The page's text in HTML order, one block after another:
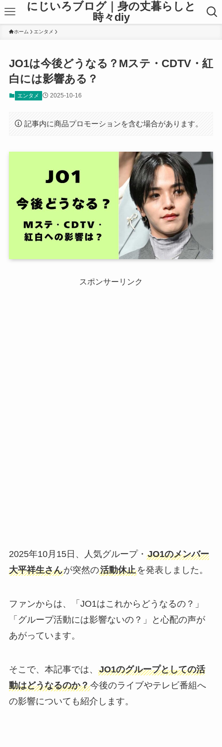
にじいろブログ｜身の丈暮らしと
時々diy
ホーム エンタメ
JO1は今後どうなる？Mステ・CDTV・紅
白には影響ある？
エンタメ 2025-10-16
記事内に商品プロモーションを含む場合があります。
スポンサーリンク
2025年10月15日、人気グループ・ JO1のメンバー
大平祥生さんが突然の活動休止を発表しました。
ファンからは、「JO1はこれからどうなるの？」
「グループ活動には影響ないの？」と心配の声が
あがっています。
そこで、本記事では、 JO1のグループとしての活
動はどうなるのか？今後のライブやテレビ番組へ
の影響についても紹介します。